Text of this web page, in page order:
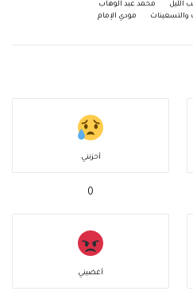
الليل
محمد عبد الوهاب
والتسعينات
مودي الإمام
أحزنني
0
أغضبني